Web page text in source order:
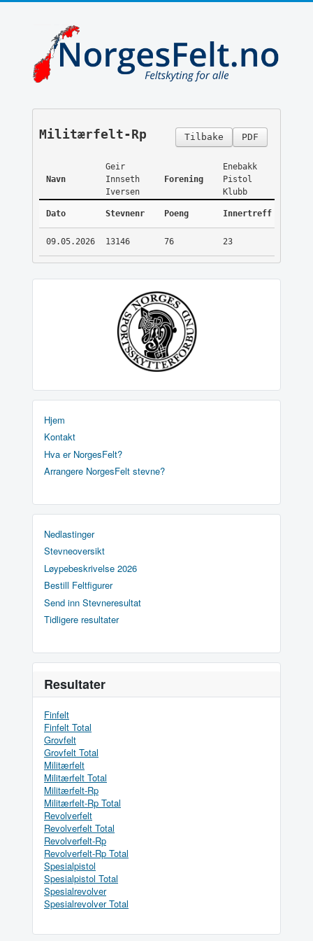
PDF
Tilbake
Militærfelt-Rp
Navn
Geir
Innseth
Iversen
Forening
Enebakk
Pistol
Klubb
Dato Stevnenr Poeng Innertreff
09.05.2026 13146 76 23
Hjem
Kontakt
Hva er NorgesFelt?
Arrangere NorgesFelt stevne?
Nedlastinger
Stevneoversikt
Løypebeskrivelse 2026
Bestill Feltfigurer
Send inn Stevneresultat
Tidligere resultater
Resultater
Finfelt
Finfelt Total
Grovfelt
Grovfelt Total
Militærfelt
Militærfelt Total
Militærfelt-Rp
Militærfelt-Rp Total
Revolverfelt
Revolverfelt Total
Revolverfelt-Rp
Revolverfelt-Rp Total
Spesialpistol
Spesialpistol Total
Spesialrevolver
Spesialrevolver Total